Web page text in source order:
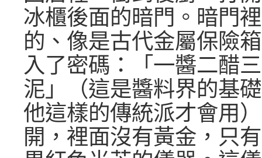
冰櫃後面的暗門。暗門
的、像是古代金屬保險
入了密碼：「一醬二醋
泥」（這是醬料界的基
他這樣的傳統派才會用
開，裡面沒有黃金，只